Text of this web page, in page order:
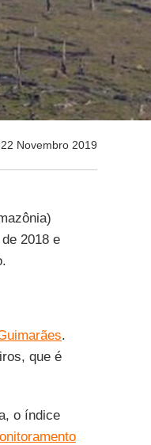
22 Novembro 2019
2018 e
.
que é
o índice